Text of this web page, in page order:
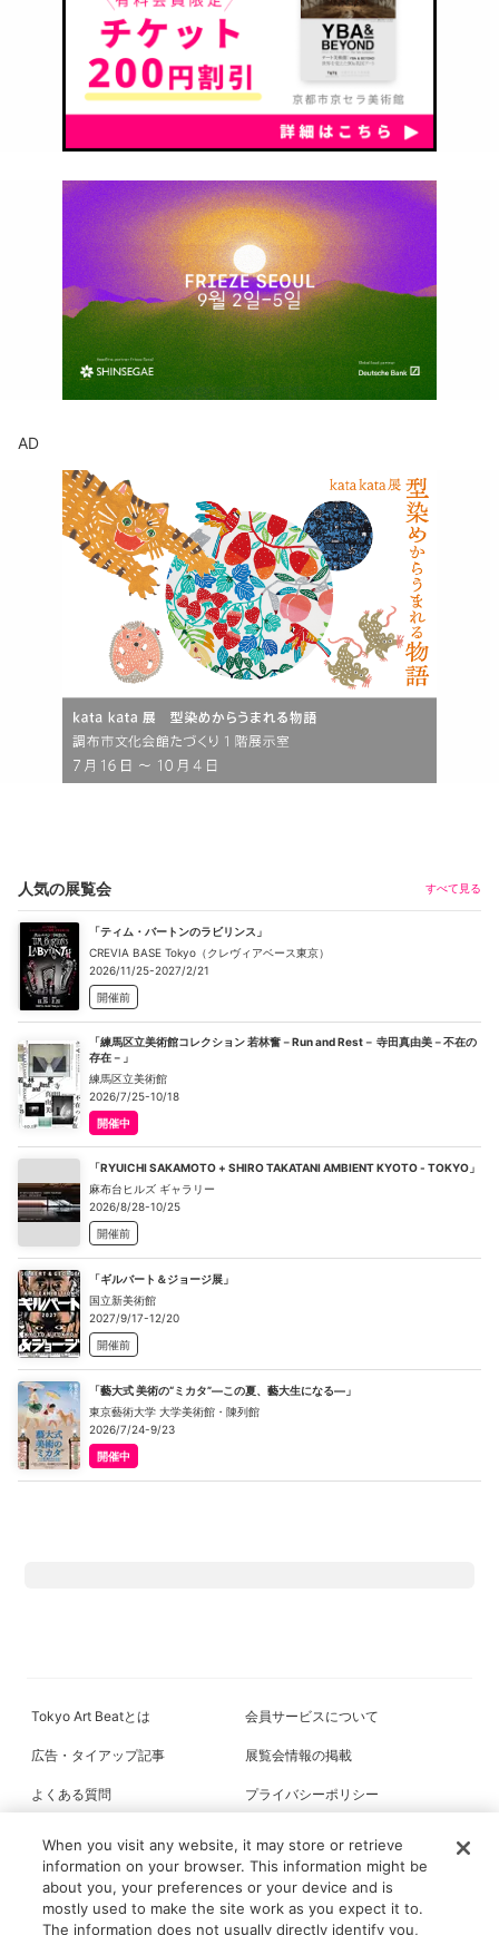
AD
人気の展覧会 すべて見る
「ティム・バートンのラビリンス」
CREVIA BASE Tokyo（クレヴィアベース東京）
2026/11/25-2027/2/21
開催前
「練馬区立美術館コレクション 若林奮－Run and Rest－ 寺田真由美－不在の
存在－」
練馬区立美術館
2026/7/25-10/18
開催中
「RYUICHI SAKAMOTO + SHIRO TAKATANI AMBIENT KYOTO - TOKYO」
麻布台ヒルズ ギャラリー
2026/8/28-10/25
開催前
「ギルバート＆ジョージ展」
国立新美術館
2027/9/17-12/20
開催前
「藝大式 美術の“ミカタ”―この夏、藝大生になる―」
東京藝術大学 大学美術館・陳列館
2026/7/24-9/23
開催中
Tokyo Art Beatとは 会員サービスについて
広告・タイアップ記事 展覧会情報の掲載
よくある質問 プライバシーポリシー
All content on this site is © its respective owner(s). Tokyo Art Beat (2004-
When you visit any website, it may store or retrieve
information on your browser. This information might be
about you, your preferences or your device and is
mostly used to make the site work as you expect it to.
The information does not usually directly identify you,